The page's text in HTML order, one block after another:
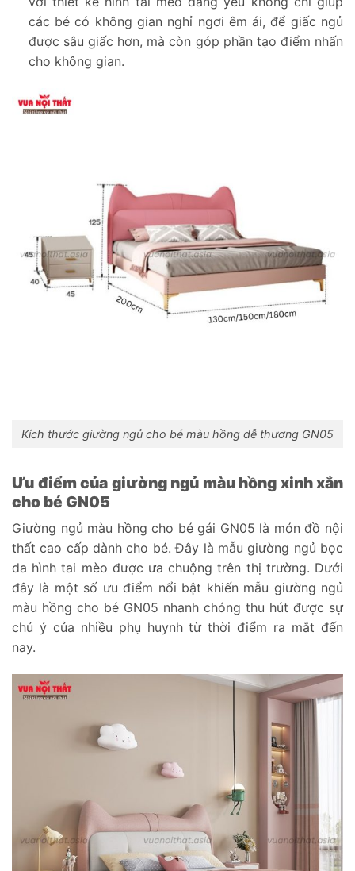
các bé có không gian nghỉ ngơi êm ái, để giấc ngủ
được sâu giấc hơn, mà còn góp phần tạo điểm nhấn
cho không gian.
Kích thước giường ngủ cho bé màu hồng dễ thương GN05
Ưu điểm của giường ngủ màu hồng xinh xắn
cho bé GN05
Giường ngủ màu hồng cho bé gái GN05 là món đồ nội
thất cao cấp dành cho bé. Đây là mẫu giường ngủ bọc
da hình tai mèo được ưa chuộng trên thị trường. Dưới
đây là một số ưu điểm nổi bật khiến mẫu giường ngủ
màu hồng cho bé GN05 nhanh chóng thu hút được sự
chú ý của nhiều phụ huynh từ thời điểm ra mắt đến
nay.